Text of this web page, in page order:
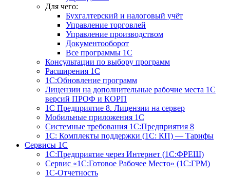
Для чего:
Бухгалтерский и налоговый учёт
Управление торговлей
Управление производством
Документооборот
Все программы 1С
Консультации по выбору программ
Расширения 1С
1С:Обновление программ
Лицензии на дополнительные рабочие места 1С
версий ПРОФ и КОРП
1С Предприятие 8. Лицензии на сервер
Мобильные приложения 1С
Системные требования 1С:Предприятия 8
1С: Комплекты поддержки (1С: КП) — Тарифы
Сервисы 1С
1С:Предприятие через Интернет (1С:ФРЕШ)
Сервис «1С:Готовое Рабочее Место» (1С:ГРМ)
1С-Отчетность